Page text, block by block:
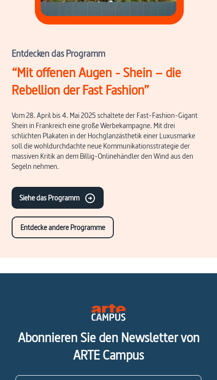
Entdecken das Programm
“Mit offenen Augen - Shein – die
Rebellion der Fast Fashion”
Vom 28. April bis 4. Mai 2025 schaltete der Fast-Fashion-Gigant
Shein in Frankreich eine große Werbekampagne. Mit drei
schlichten Plakaten in der Hochglanzästhetik einer Luxusmarke
soll die wohldurchdachte neue Kommunikationsstrategie der
massiven Kritik an dem Billig-Onlinehändler den Wind aus den
Segeln nehmen.
Siehe das Programm
Entdecke andere Programme
Abonnieren Sie den Newsletter von
ARTE Campus